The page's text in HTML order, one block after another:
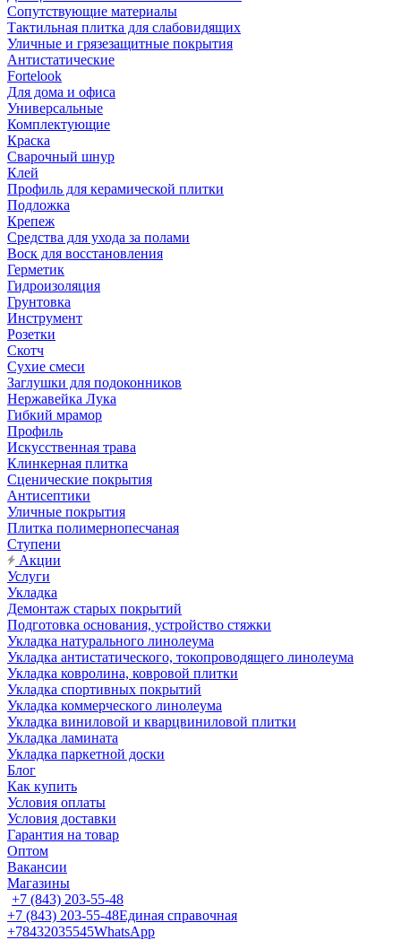
Сопутствующие материалы
Тактильная плитка для слабовидящих
Уличные и грязезащитные покрытия
Антистатические
Fortelook
Для дома и офиса
Универсальные
Комплектующие
Краска
Сварочный шнур
Клей
Профиль для керамической плитки
Подложка
Крепеж
Средства для ухода за полами
Воск для восстановления
Герметик
Гидроизоляция
Грунтовка
Инструмент
Розетки
Скотч
Сухие смеси
Заглушки для подоконников
Нержавейка Лука
Гибкий мрамор
Профиль
Искусственная трава
Клинкерная плитка
Сценические покрытия
Антисептики
Уличные покрытия
Плитка полимернопесчаная
Ступени
Акции
Услуги
Укладка
Демонтаж старых покрытий
Подготовка основания, устройство стяжки
Укладка натурального линолеума
Укладка антистатического, токопроводящего линолеума
Укладка ковролина, ковровой плитки
Укладка спортивных покрытий
Укладка коммерческого линолеума
Укладка виниловой и кварцвиниловой плитки
Укладка ламината
Укладка паркетной доски
Блог
Как купить
Условия оплаты
Условия доставки
Гарантия на товар
Оптом
Вакансии
Магазины
+7 (843) 203-55-48
+7 (843) 203-55-48Единая справочная
+78432035545WhatsApp